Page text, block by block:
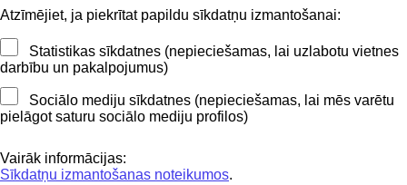
Atzīmējiet, ja piekrītat papildu sīkdatņu izmantošanai:
Statistikas sīkdatnes (nepieciešamas, lai uzlabotu vietnes
darbību un pakalpojumus)
Sociālo mediju sīkdatnes (nepieciešamas, lai mēs varētu
pielāgot saturu sociālo mediju profilos)
Vairāk informācijas:
Sīkdatņu izmantošanas noteikumos.
Kontakti
BIS atbalsta dienesta tālrunis:
Sekojiet mums